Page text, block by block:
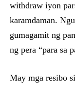
withdraw iyon
karamdaman.
gumagamit ng
ng pera “para sa
May mga resibo